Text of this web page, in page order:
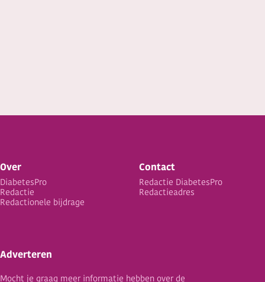
Over
DiabetesPro
Redactie
Redactionele bijdrage
Adverteren
Mocht je graag meer informatie hebben over de
Contact
Redactie DiabetesPro
Redactieadres